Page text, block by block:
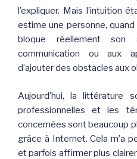
l’expliquer. Mais l’intuition
estime une personne,
bloque réellement
communication ou aux
d’ajouter des obstacles aux
Aujourd’hui, la littérature
professionnelles et les
concernées sont beaucoup
grâce à Internet. Cela m’a
et parfois affirmer plus